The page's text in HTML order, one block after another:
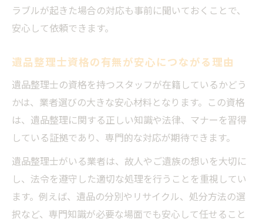
ラブルが起きた場合の対応も事前に聞いておくことで、
安心して依頼できます。
遺品整理士資格の有無が安心につながる理由
遺品整理士の資格を持つスタッフが在籍しているかどう
かは、業者選びの大きな安心材料となります。この資格
は、遺品整理に関する正しい知識や法律、マナーを習得
している証拠であり、専門的な対応が期待できます。
遺品整理士がいる業者は、故人やご遺族の想いを大切に
し、法令を遵守した適切な処理を行うことを重視してい
ます。例えば、遺品の分別やリサイクル、処分方法の選
択など、専門知識が必要な場面でも安心して任せること